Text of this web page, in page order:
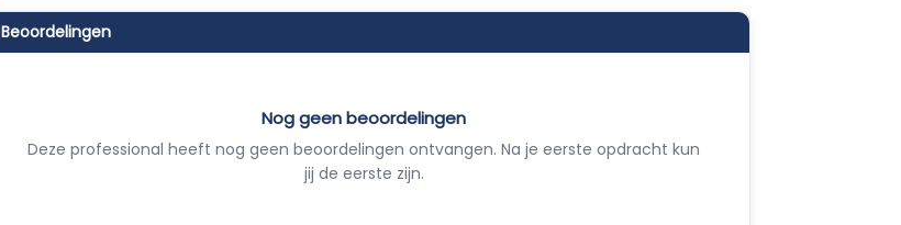
Beoordelingen
Nog geen beoordelingen
Deze professional heeft nog geen beoordelingen ontvangen. Na je eerste opdracht kun
jij de eerste zijn.